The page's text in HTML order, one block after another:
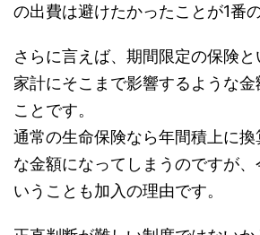
の出費は避けたかったことが1番
さらに言えば、期間限定の保険と
家計にそこまで影響するような金
ことです。
通常の生命保険なら年間積上に換
な金額になってしまうのですが、
いうことも加入の理由です。